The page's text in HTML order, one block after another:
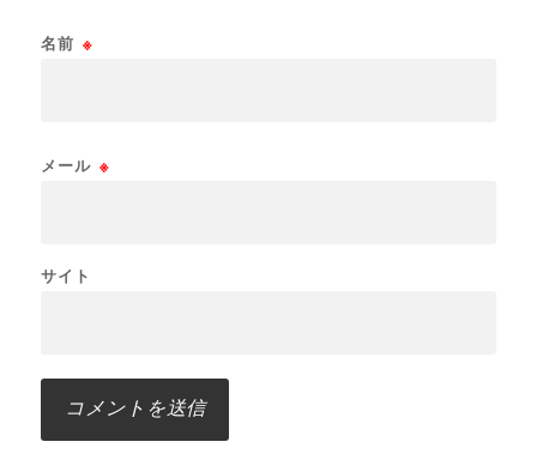
名前 ※
メール ※
サイト